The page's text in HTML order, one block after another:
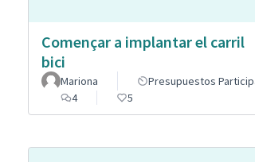
Començar a implantar el carril
bici
Mariona
Presupuestos
4
5